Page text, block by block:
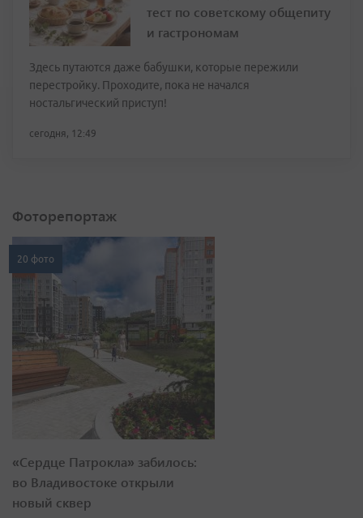
тест по советскому общепиту
и гастрономам
Здесь путаются даже бабушки, которые пережили
перестройку. Проходите, пока не начался
ностальгический приступ!
сегодня, 12:49
Фоторепортаж
20 фото
«Сердце Патрокла» забилось:
во Владивостоке открыли
новый сквер